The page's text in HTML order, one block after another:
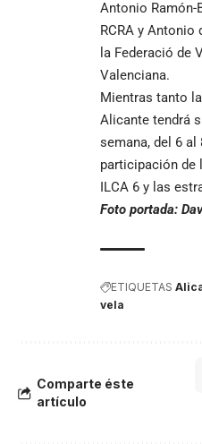
Antonio Ramón-
RCRA y Antonio
la Federació de
Valenciana.
Mientras tanto
Alicante tendrá
semana, del 6
participación de
ILCA 6 y las
Foto portada:
ETIQUETAS
vela
Comparte éste
artículo